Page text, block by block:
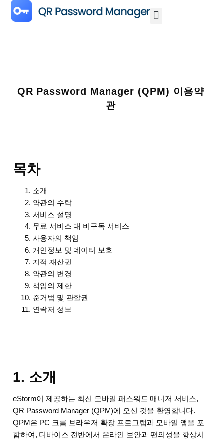
QR Password Manager (QPM) 이용약
관
목차
소개
약관의 수락
서비스 설명
무료 서비스 대 비구독 서비스
사용자의 책임
개인정보 및 데이터 보호
지적 재산권
약관의 변경
책임의 제한
준거법 및 관할권
연락처 정보
1. 소개
eStorm이 제공하는 최신 모바일 패스워드 매니저 서비스,
QR Password Manager (QPM)에 오신 것을 환영합니다.
QPM은 PC 크롬 브라우저 확장 프로그램과 모바일 앱을 포
함하여, 디바이스 전반에서 온라인 보안과 편의성을 향상시